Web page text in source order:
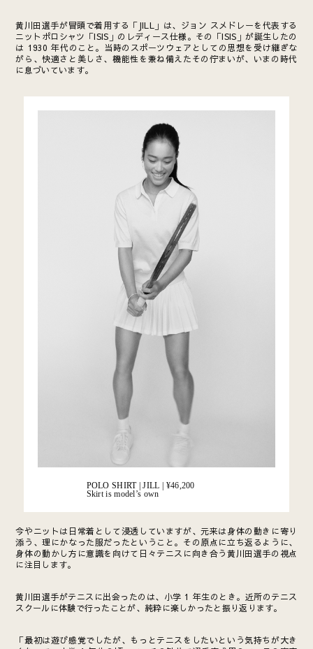
黄川田選手が冒頭で着用する「JILL」は、ジョン スメドレーを代表する
ニットポロシャツ「ISIS」のレディース仕様。その「ISIS」が誕生したの
は 1930 年代のこと。当時のスポーツウェアとしての思想を受け継ぎな
がら、快適さと美しさ、機能性を兼ね備えたその佇まいが、いまの時代
に息づいています。
POLO SHIRT | JILL | ¥46,200
Skirt is model’s own
今やニットは日常着として浸透していますが、元来は身体の動きに寄り
添う、理にかなった服だったということ。その原点に立ち返るように、
身体の動かし方に意識を向けて日々テニスに向き合う黄川田選手の視点
に注目します。
黄川田選手がテニスに出会ったのは、小学 1 年生のとき。近所のテニス
スクールに体験で行ったことが、純粋に楽しかったと振り返ります。
「最初は遊び感覚でしたが、もっとテニスをしたいという気持ちが大き